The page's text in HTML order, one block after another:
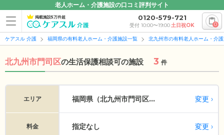
老人ホーム・介護施設の口コミ評判サイト
掲載施設5万件超 0120-579-721
受付 10:00〜19:00土日祝OK 0
ケアスル 介護 福岡県の有料老人ホーム・介護施設一覧 北九州市の有料老人ホーム・介
北九州市門司区の生活保護相談可の施設 3 件
エリア 福岡県（北九州市門司区... 変更
料金 指定なし 変更